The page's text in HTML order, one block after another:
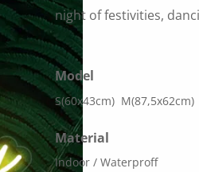
night of festivities,
Model
S(60x43cm) M(87,5x62cm)
Material
Indoor / Waterproff